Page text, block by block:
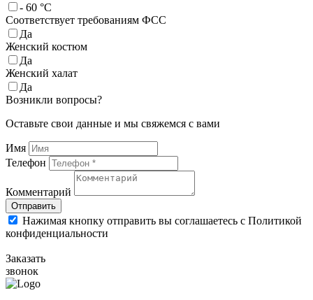
- 60 °C
Соответствует требованиям ФСС
Да
Женский костюм
Да
Женский халат
Да
Возникли вопросы?
Оставьте свои данные и мы свяжемся с вами
Имя
Телефон
Комментарий
Отправить
Нажимая кнопку отправить вы соглашаетесь с Политикой
конфиденциальности
Заказать
звонок